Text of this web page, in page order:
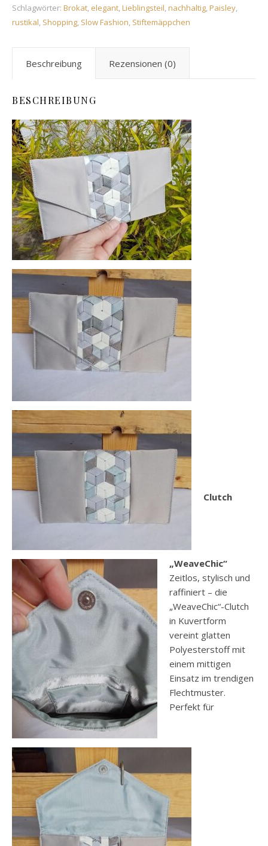
Schlagwörter: Brokat, elegant,Lieblingsteil,nachhaltig,Paisley,
rustikal, Shopping, Slow Fashion, Stiftemäppchen
Beschreibung Rezensionen (0)
BESCHREIBUNG
Clutch
„WeaveChic“
Zeitlos, stylisch und
raffiniert – die
„WeaveChic“-Clutch
in Kuvertform
vereint glatten
Polyesterstoff mit
einem mittigen
Einsatz im trendigen
Flechtmuster.
Perfekt für